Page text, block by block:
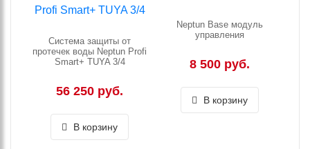
Система защиты от
протечек воды Neptun Profi
Smart+ TUYA 3/4
56 250 руб.
В корзину
Neptun Base модуль
управления
8 500 руб.
В корзину